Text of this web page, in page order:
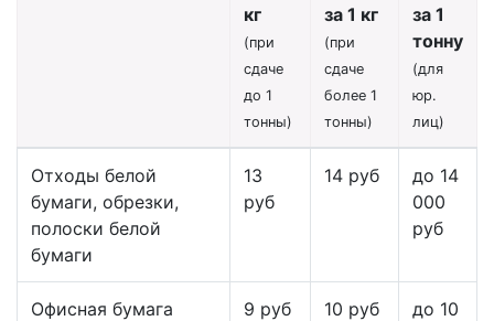
кг
(при
сдаче
до 1
тонны)
за 1 кг
(при
сдаче
более 1
тонны)
за 1
тонну
(для
юр.
лиц)
Отходы белой
бумаги, обрезки,
полоски белой
бумаги
13
руб
14 руб
до 14
000
руб
Офисная бумага 9 руб 10 руб
до 10